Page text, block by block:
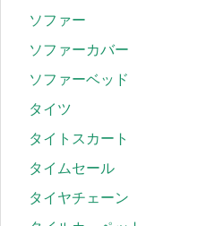
ソファー
ソファーカバー
ソファーベッド
タイツ
タイトスカート
タイムセール
タイヤチェーン